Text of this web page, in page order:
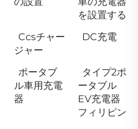
を設置する
Ccsチャー
ジャー
DC充電
ポータブ
ル車用充電
器
タイプ2ポ
ータブル
EV充電器
フィリピン